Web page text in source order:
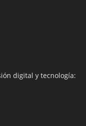
digital y tecnología: